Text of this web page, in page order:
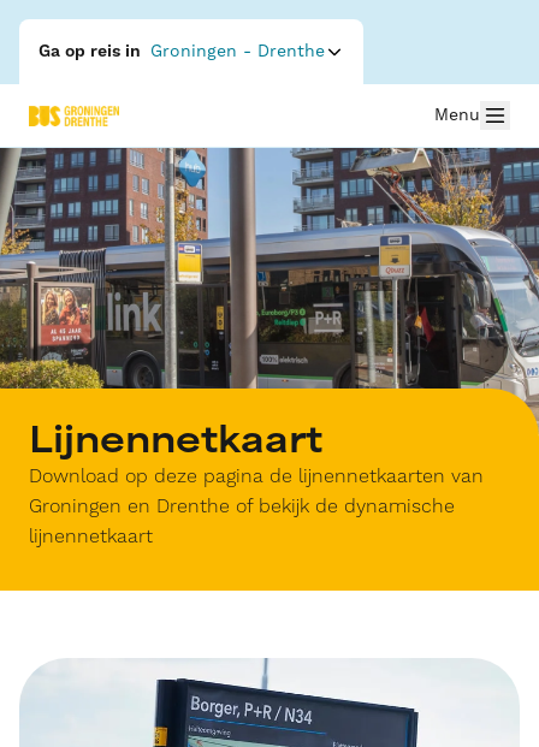
Ga op reis in Groningen - Drenthe
Menu
Lijnennetkaart
Download op deze pagina de lijnennetkaarten van
Groningen en Drenthe of bekijk de dynamische
lijnennetkaart